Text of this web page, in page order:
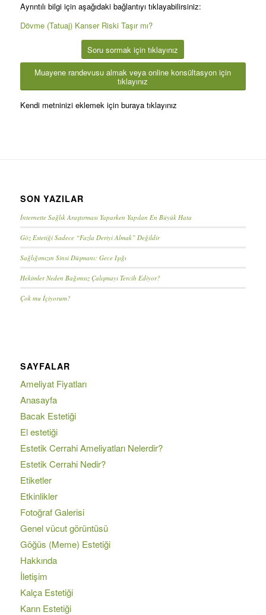
Ayrıntılı bilgi için aşağıdaki bağlantıyı tıklayabilirsiniz:
Dövme (Tatuaj) Kanser Riski Taşır mı?
Soru sormak için tıklayınız
Muayene randevusu almak veya online konsültasyon için
tıklayınız
Kendi metninizi eklemek için buraya tıklayınız
SON YAZILAR
İnternette Sağlık Araştırması Yaparken Yapılan En Büyük Hata
Göz Estetiği Sadece “Fazla Deriyi Almak” Değildir
Sağlığımızın Sinsi Düşmanı: Gece Işığı
Hekimler Neden Bağımsız Çalışmayı Tercih Ediyor?
Çok mu İçiyorum?
SAYFALAR
Ameliyat Fiyatları
Anasayfa
Bacak Estetiği
El estetiği
Estetik Cerrahi Ameliyatları Nelerdir?
Estetik Cerrahi Nedir?
Etiketler
Etkinlikler
Fotoğraf Galerisi
Genel vücut görüntüsü
Göğüs (Meme) Estetiği
Hakkında
İletişim
Kalça Estetiği
Karın Estetiği